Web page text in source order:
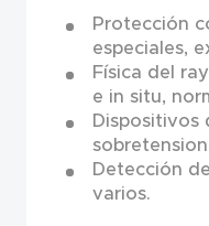
Protección
especiales,
Física del
e in situ,
Dispositivos
Detección
varios.